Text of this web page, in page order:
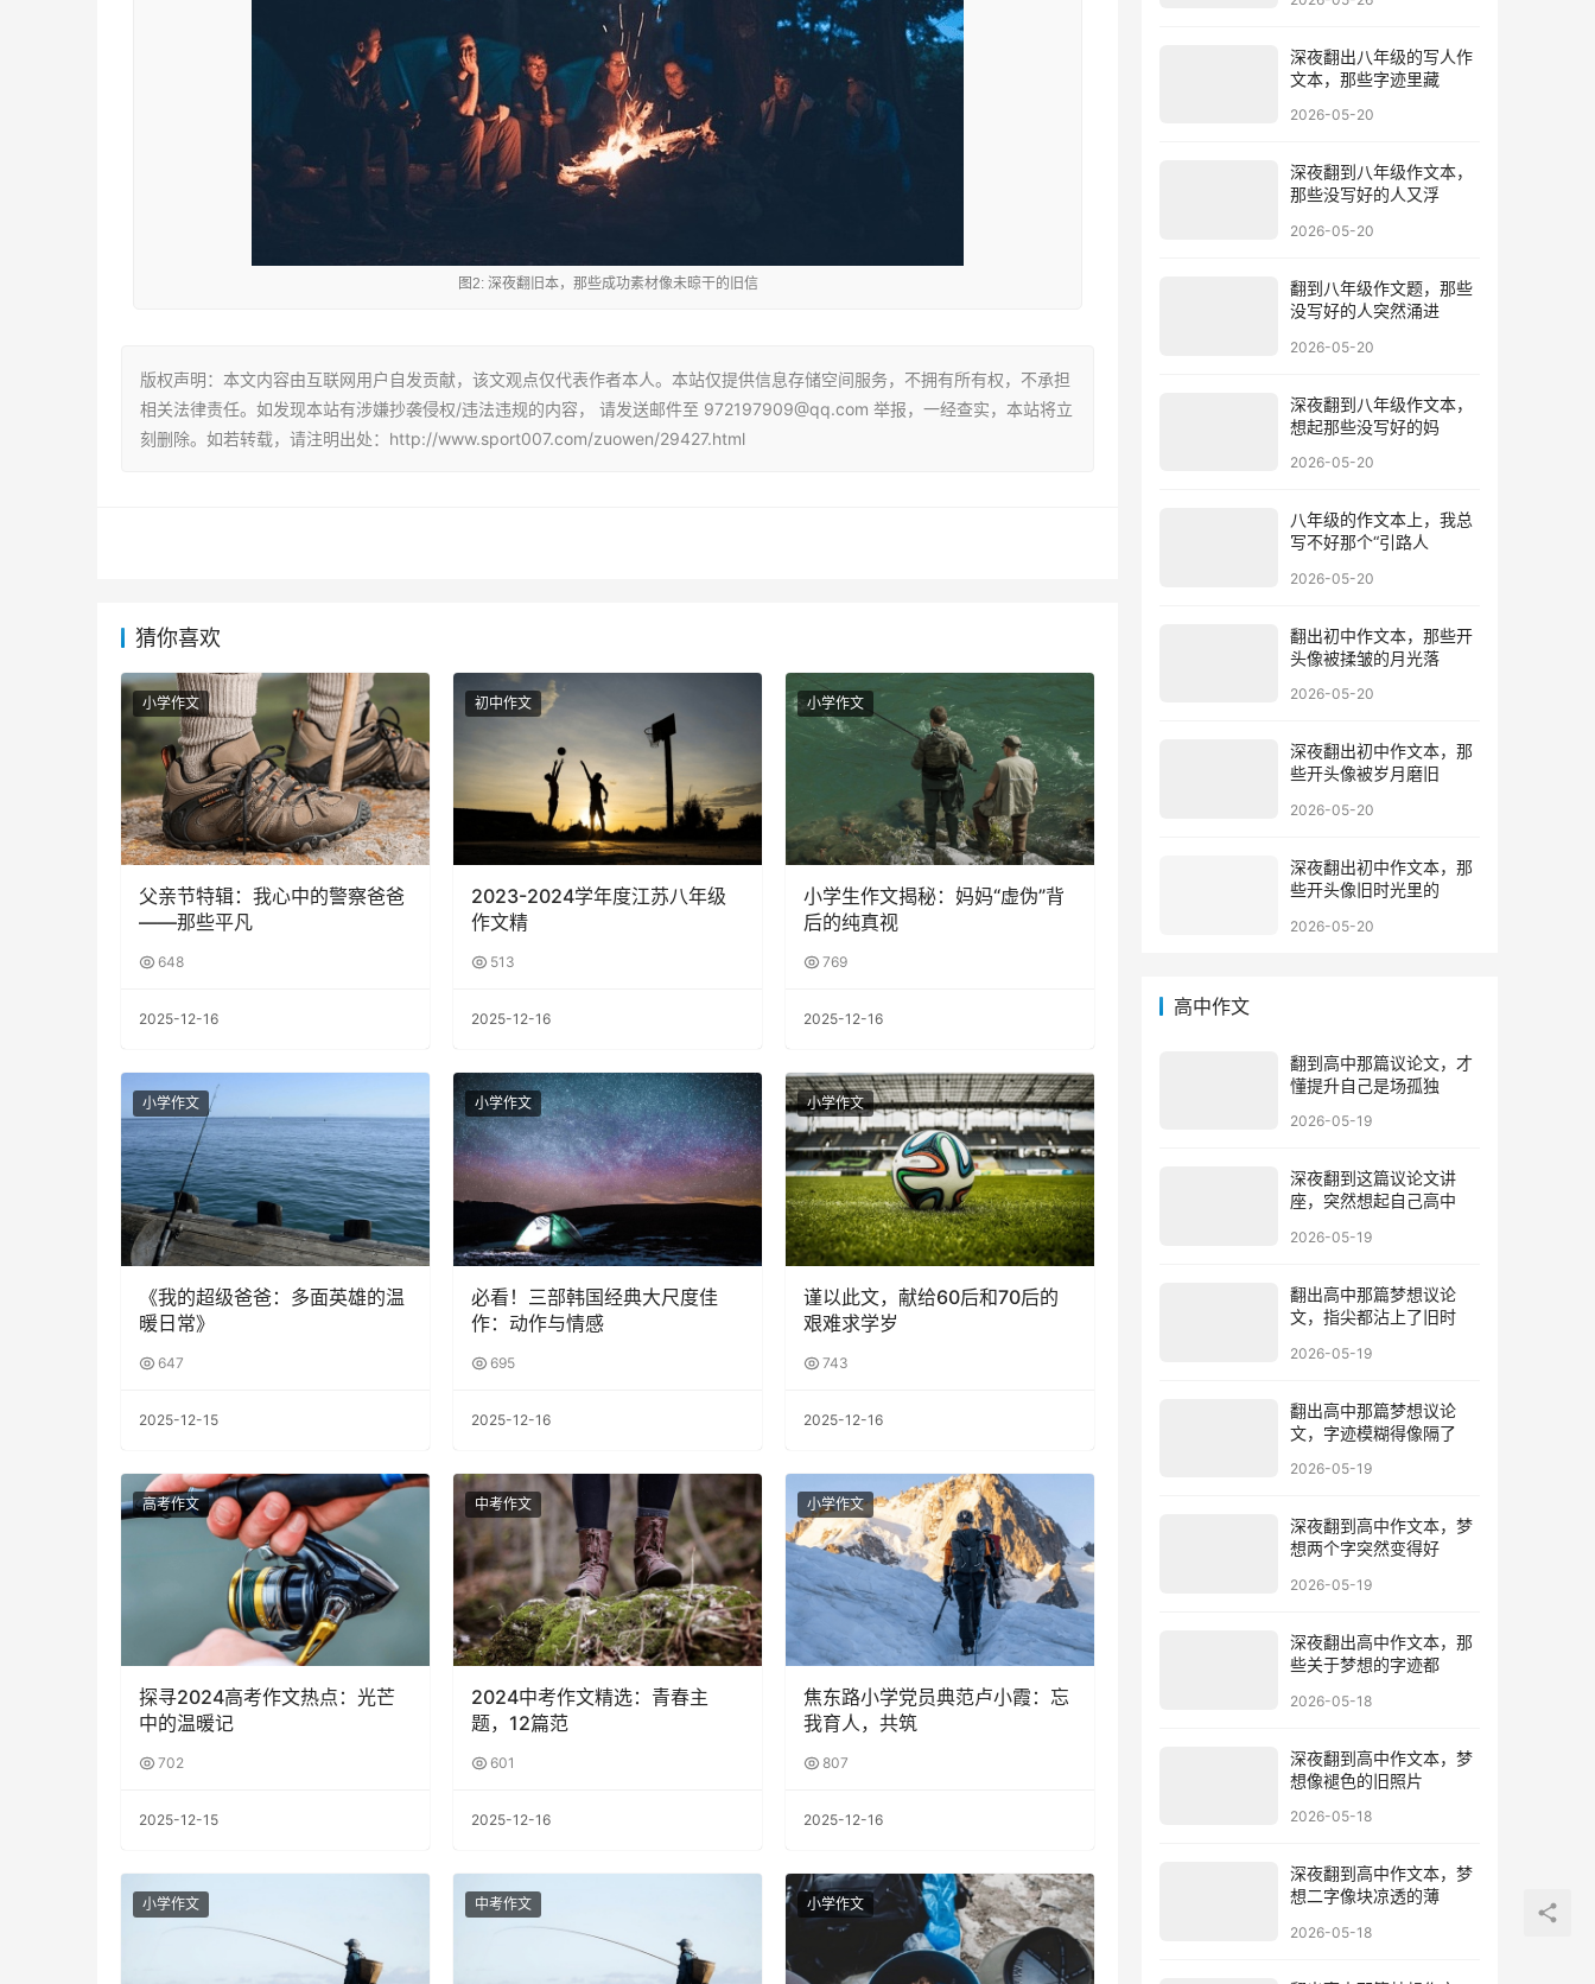
图2: 深夜翻旧本，那些成功素材像未晾干的旧信
版权声明：本文内容由互联网用户自发贡献，该文观点仅代表作者本人。本站仅提供信息存储空间服务，不拥有所有权，不承担
相关法律责任。如发现本站有涉嫌抄袭侵权/违法违规的内容， 请发送邮件至 972197909@qq.com 举报，一经查实，本站将立
刻删除。如若转载，请注明出处：http://www.sport007.com/zuowen/29427.html
猜你喜欢
小学作文
父亲节特辑：我心中的警察爸爸
——那些平凡
648
2025-12-16
初中作文
2023-2024学年度江苏八年级
作文精
513
2025-12-16
小学作文
小学生作文揭秘：妈妈“虚伪”背
后的纯真视
769
2025-12-16
小学作文
《我的超级爸爸：多面英雄的温
暖日常》
647
2025-12-15
小学作文
必看！三部韩国经典大尺度佳
作：动作与情感
695
2025-12-16
小学作文
谨以此文，献给60后和70后的
艰难求学岁
743
2025-12-16
高考作文
探寻2024高考作文热点：光芒
中的温暖记
702
2025-12-15
中考作文
2024中考作文精选：青春主
题，12篇范
601
2025-12-16
小学作文
焦东路小学党员典范卢小霞：忘
我育人，共筑
807
2025-12-16
小学作文 中考作文 小学作文
深夜翻出八年级的写人作
文本，那些字迹里藏
2026-05-20
深夜翻到八年级作文本，
那些没写好的人又浮
2026-05-20
翻到八年级作文题，那些
没写好的人突然涌进
2026-05-20
深夜翻到八年级作文本，
想起那些没写好的妈
2026-05-20
八年级的作文本上，我总
写不好那个“引路人
2026-05-20
翻出初中作文本，那些开
头像被揉皱的月光落
2026-05-20
深夜翻出初中作文本，那
些开头像被岁月磨旧
2026-05-20
深夜翻出初中作文本，那
些开头像旧时光里的
2026-05-20
高中作文
翻到高中那篇议论文，才
懂提升自己是场孤独
2026-05-19
深夜翻到这篇议论文讲
座，突然想起自己高中
2026-05-19
翻出高中那篇梦想议论
文，指尖都沾上了旧时
2026-05-19
翻出高中那篇梦想议论
文，字迹模糊得像隔了
2026-05-19
深夜翻到高中作文本，梦
想两个字突然变得好
2026-05-19
深夜翻出高中作文本，那
些关于梦想的字迹都
2026-05-18
深夜翻到高中作文本，梦
想像褪色的旧照片
2026-05-18
深夜翻到高中作文本，梦
想二字像块凉透的薄
2026-05-18